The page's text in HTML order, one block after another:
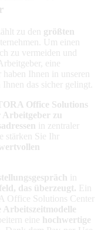
zu den größten
Um einen
zu vermeiden und
eine
haben Ihnen in unseren
das sicher gelingt.
Office Solutions
zu
in zentraler
stärken Sie Ihr
in
das überzeugt. Ein
Office Solutions Center
Arbeitszeitmodelle
eine hochwertige